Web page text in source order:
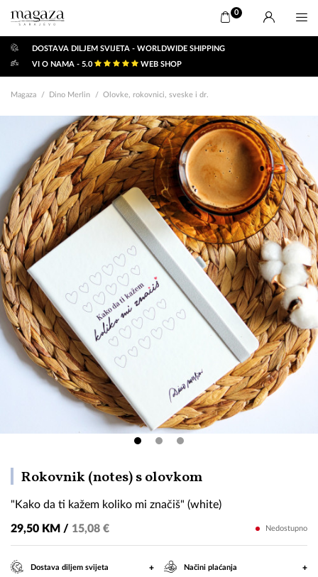
0
DOSTAVA DILJEM SVIJETA - WORLDWIDE SHIPPING
VI O NAMA - 5.0
WEB SHOP
Magaza Dino Merlin Olovke, rokovnici, sveske i dr.
Rokovnik (notes) s olovkom
ti
koliko
mi
"Kako da ti kažem koliko mi značiš" (white)
29,50 KM / 15,08 € Nedostupno
Dostava diljem svijeta + Načini plaćanja +